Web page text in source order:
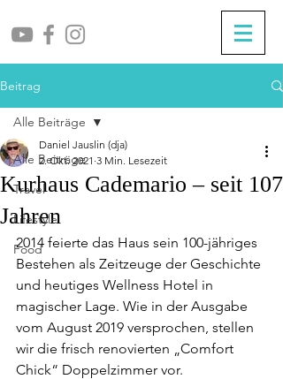
Beitrag
Alle Beiträge
Travel
Lifestyle
Food
Alle Beiträge
Kurhaus Cademario – seit 107
Jahren
Daniel Jauslin (dja)
2. Okt. 2021 3 Min. Lesezeit
2014 feierte das Haus sein 100-jähriges
Bestehen als Zeitzeuge der Geschichte
und heutiges Wellness Hotel in
magischer Lage. Wie in der Ausgabe
vom August 2019 versprochen, stellen
wir die frisch renovierten „Comfort
Chick“ Doppelzimmer vor.